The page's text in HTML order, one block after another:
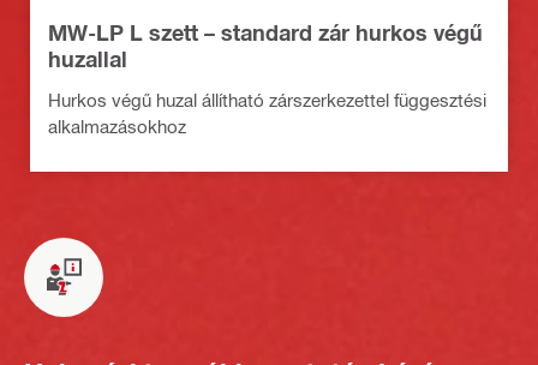
MW-LP L szett – standard zár hurkos végű
huzallal
Hurkos végű huzal állítható zárszerkezettel függesztési
alkalmazásokhoz